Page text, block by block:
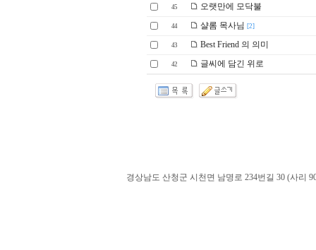
45 오랫만에 모닥불
44 샬롬 목사님 [2]
43 Best Friend 의 의미
42 글씨에 담긴 위로
경상남도 산청군 시천면 남명로 234번길 30 (사리